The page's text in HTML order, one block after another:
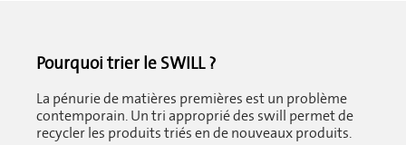
Pourquoi trier le SWILL ?
La pénurie de matières premières est un problème
contemporain. Un tri approprié des swill permet de
recycler les produits triés en de nouveaux produits.